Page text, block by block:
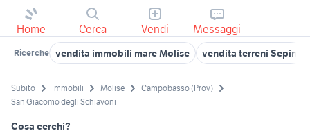
Home Cerca Vendi Messaggi
Ricerche vendita immobili mare Molise vendita terreni Sepino
Subito Immobili Molise
Campobasso (Prov)
San Giacomo degli Schiavoni
Cosa cerchi?